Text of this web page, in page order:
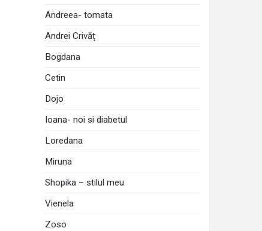
Andreea- tomata
Andrei Crivăț
Bogdana
Cetin
Dojo
Ioana- noi si diabetul
Loredana
Miruna
Shopika – stilul meu
Vienela
Zoso